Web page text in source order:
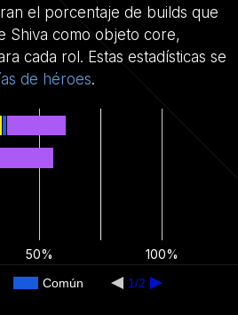
el porcentaje de builds que
Shiva como objeto core,
cada rol. Estas estadísticas se
de héroes.
Común 1/2
50% 100%